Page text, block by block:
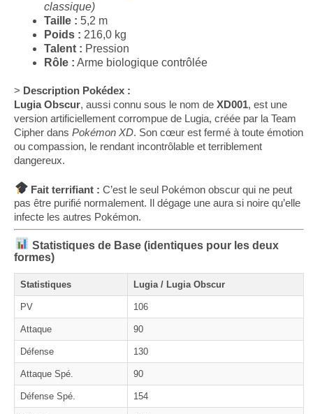
classique)
Taille : 5,2 m
Poids : 216,0 kg
Talent : Pression
Rôle : Arme biologique contrôlée
> Description Pokédex :
Lugia Obscur, aussi connu sous le nom de XD001, est une
version artificiellement corrompue de Lugia, créée par la Team
Cipher dans Pokémon XD. Son cœur est fermé à toute émotion
ou compassion, le rendant incontrôlable et terriblement
dangereux.
Fait terrifiant : C’est le seul Pokémon obscur qui ne peut
pas être purifié normalement. Il dégage une aura si noire qu’elle
infecte les autres Pokémon.
Statistiques de Base (identiques pour les deux
formes)
Statistiques Lugia / Lugia Obscur
PV 106
Attaque 90
Défense 130
Attaque Spé. 90
Défense Spé. 154